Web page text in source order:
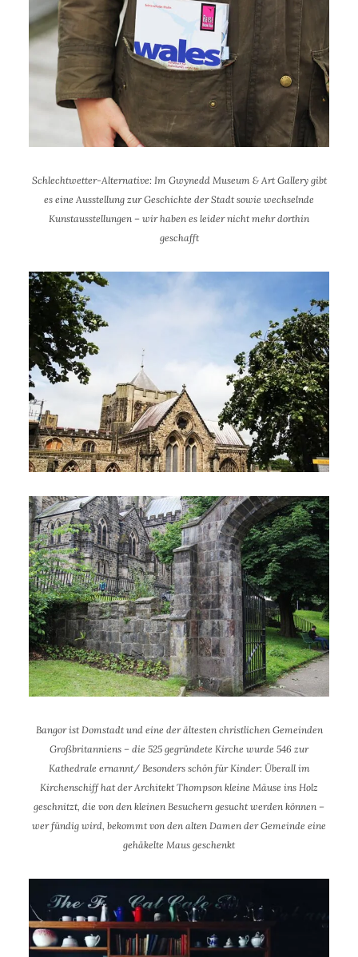
Schlechtwetter-Alternative: Im Gwynedd Museum & Art Gallery gibt
es eine Ausstellung zur Geschichte der Stadt sowie wechselnde
Kunstausstellungen – wir haben es leider nicht mehr dorthin
geschafft
Bangor ist Domstadt und eine der ältesten christlichen Gemeinden
Großbritanniens – die 525 gegründete Kirche wurde 546 zur
Kathedrale ernannt/ Besonders schön für Kinder: Überall im
Kirchenschiff hat der Architekt Thompson kleine Mäuse ins Holz
geschnitzt, die von den kleinen Besuchern gesucht werden können –
wer fündig wird, bekommt von den alten Damen der Gemeinde eine
gehäkelte Maus geschenkt